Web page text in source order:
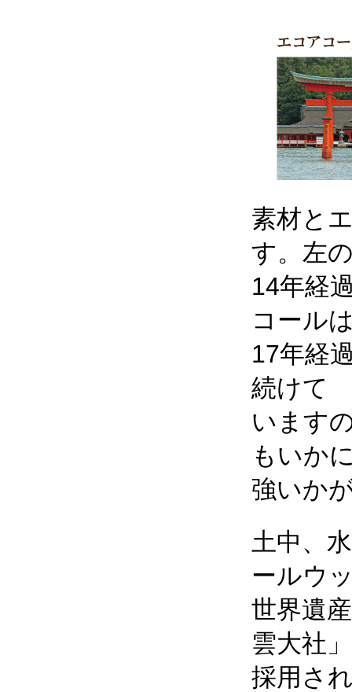
素材と
す。左
14年経
コール
17年経
続けて
います
もいか
強いか
土中、
ールウ
世界遺
雲大社
採用さ